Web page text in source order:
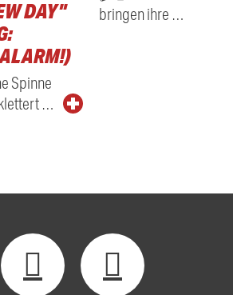
DAY"
Spinne
…
bringen ihre …